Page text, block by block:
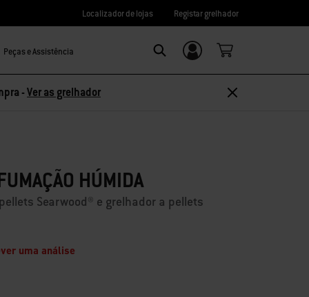
Localizador de lojas Registar grelhador
Peças e Assistência Login/Registo
-Ver as grelhador
HÚMIDA
Searwood® e grelhador a pellets
uma análise